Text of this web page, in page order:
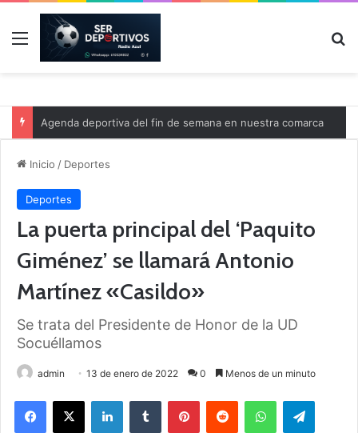
Menú
Agenda deportiva del fin de semana en nuestra comarca
Inicio / Deportes
Deportes
La puerta principal del ‘Paquito
Giménez’ se llamará Antonio
Martínez «Casildo»
Se trata del Presidente de Honor de la UD
Socuéllamos
admin 13 de enero de 2022 0 Menos de un minuto